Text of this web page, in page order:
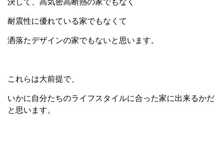
決して、高気密高断熱の家でもなく
耐震性に優れている家でもなくて
洒落たデザインの家でもないと思います。
これらは大前提で、
いかに自分たちのライフスタイルに合った家に出来るかだ
と思います。